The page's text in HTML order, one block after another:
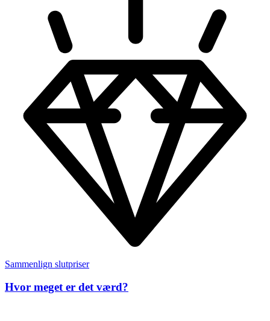
Sammenlign slutpriser
Hvor meget er det værd?